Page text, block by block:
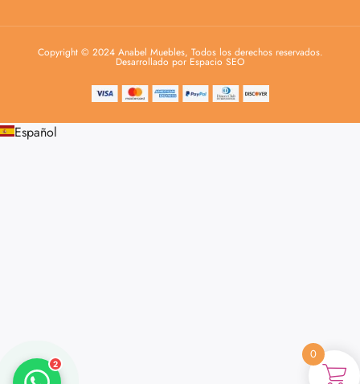
Copyright © 2024 Anabel Muebles, Todos los derechos reservados.
Desarrollado por Espacio SEO
0
Español
2